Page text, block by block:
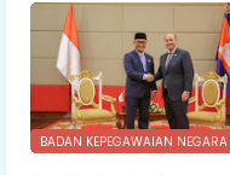
BADAN KEPEGAWAIAN NEGARA